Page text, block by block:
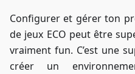
Configurer et gérer ton
de jeux ECO peut être
vraiment fun. C’est une
créer un